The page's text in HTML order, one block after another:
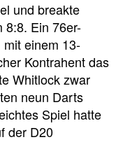
und breakte
8:8. Ein 76er-
einem 13-
Kontrahent das
Whitlock zwar
neun Darts
Spiel hatte
der D20